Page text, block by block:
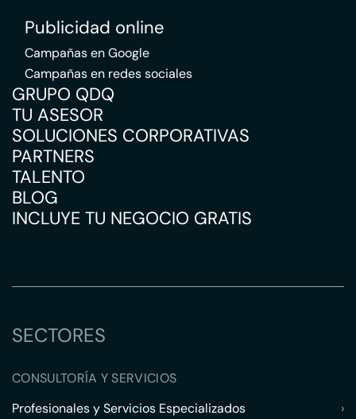
Publicidad online
Campañas en Google
Campañas en redes sociales
GRUPO QDQ
TU ASESOR
SOLUCIONES CORPORATIVAS
PARTNERS
TALENTO
BLOG
INCLUYE TU NEGOCIO GRATIS
SECTORES
CONSULTORÍA Y SERVICIOS
Profesionales y Servicios Especializados
›